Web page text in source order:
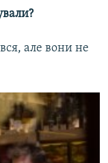
але вони не